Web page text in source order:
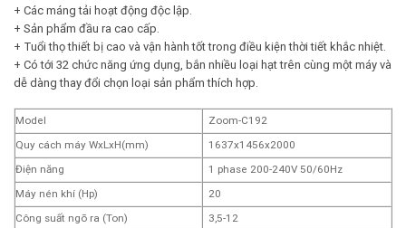
+ Các máng tải hoạt động độc lập.
+ Sản phẩm đầu ra cao cấp.
+ Tuổi thọ thiết bị cao và vận hành tốt trong điều kiện thời tiết khắc nhiệt.
+ Có tới 32 chức năng ứng dụng, bắn nhiều loại hạt trên cùng một máy và
dễ dàng thay đổi chọn loại sản phẩm thích hợp.
Model
Zoom-C192
Quy cách máy WxLxH(mm)
1637x1456x2000
Điện năng
1 phase 200-240V 50/60Hz
Máy nén khí (Hp)
20
Công suất ngõ ra (Ton)
3,5-12